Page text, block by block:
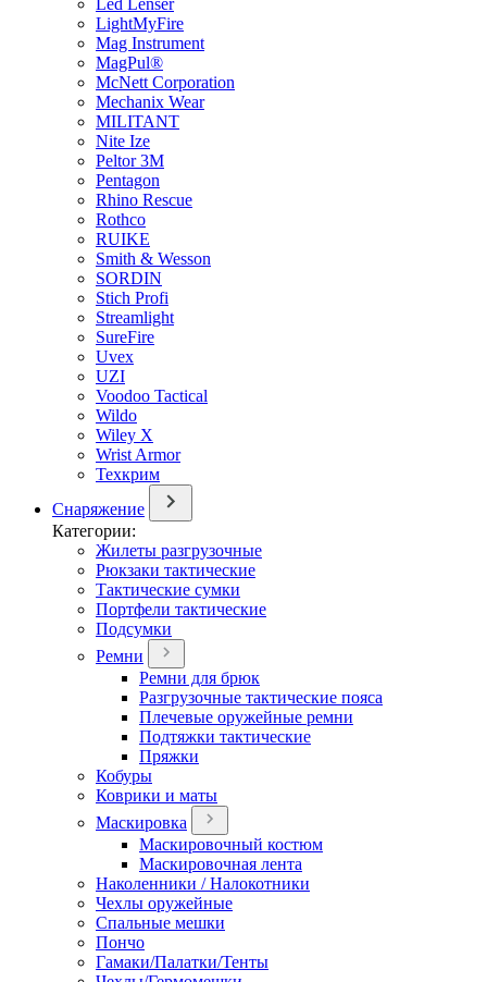
Led Lenser
LightMyFire
Mag Instrument
MagPul®
McNett Corporation
Mechanix Wear
MILITANT
Nite Ize
Peltor 3M
Pentagon
Rhino Rescue
Rothco
RUIKE
Smith & Wesson
SORDIN
Stich Profi
Streamlight
SureFire
Uvex
UZI
Voodoo Tactical
Wildo
Wiley X
Wrist Armor
Техкрим
Снаряжение
Категории:
Жилеты разгрузочные
Рюкзаки тактические
Тактические сумки
Портфели тактические
Подсумки
Ремни
Ремни для брюк
Разгрузочные тактические пояса
Плечевые оружейные ремни
Подтяжки тактические
Пряжки
Кобуры
Коврики и маты
Маскировка
Маскировочный костюм
Маскировочная лента
Наколенники / Налокотники
Чехлы оружейные
Спальные мешки
Пончо
Гамаки/Палатки/Тенты